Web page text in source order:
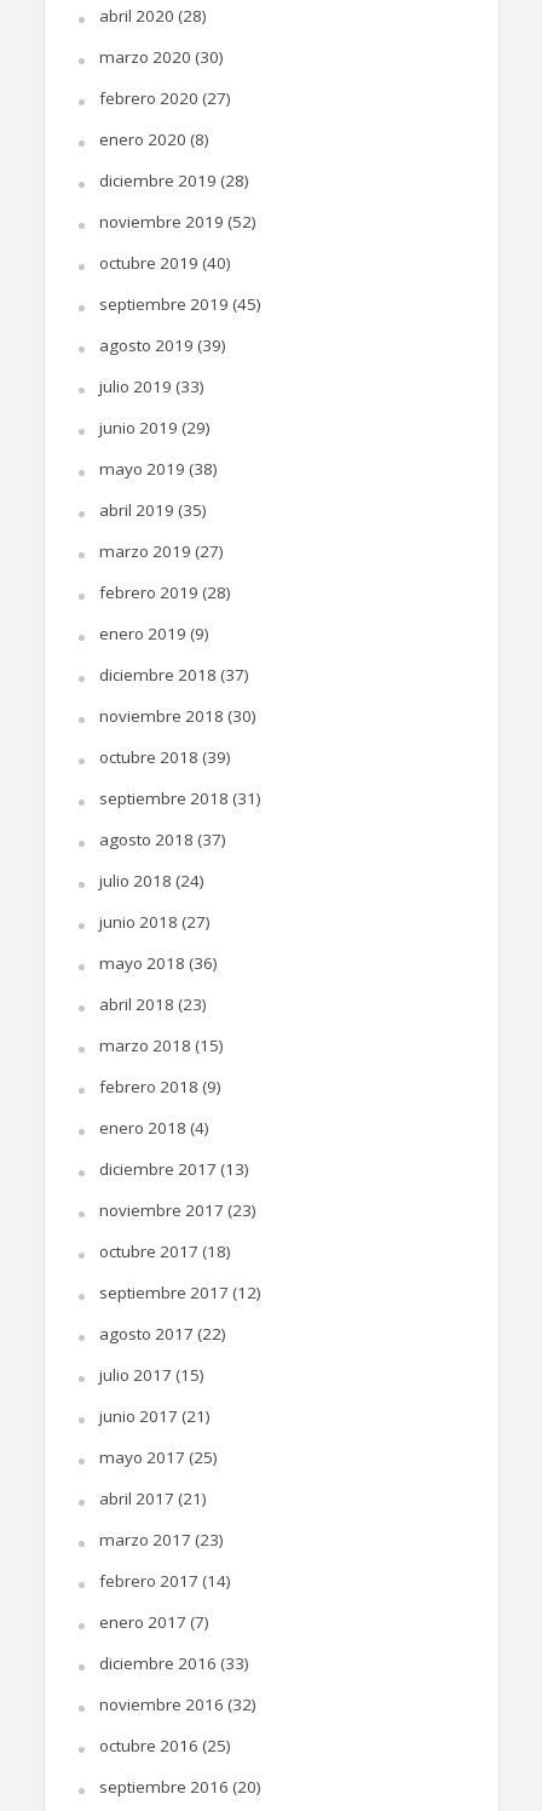
abril 2020 (28)
marzo 2020 (30)
febrero 2020 (27)
enero 2020 (8)
diciembre 2019 (28)
noviembre 2019 (52)
octubre 2019 (40)
septiembre 2019 (45)
agosto 2019 (39)
julio 2019 (33)
junio 2019 (29)
mayo 2019 (38)
abril 2019 (35)
marzo 2019 (27)
febrero 2019 (28)
enero 2019 (9)
diciembre 2018 (37)
noviembre 2018 (30)
octubre 2018 (39)
septiembre 2018 (31)
agosto 2018 (37)
julio 2018 (24)
junio 2018 (27)
mayo 2018 (36)
abril 2018 (23)
marzo 2018 (15)
febrero 2018 (9)
enero 2018 (4)
diciembre 2017 (13)
noviembre 2017 (23)
octubre 2017 (18)
septiembre 2017 (12)
agosto 2017 (22)
julio 2017 (15)
junio 2017 (21)
mayo 2017 (25)
abril 2017 (21)
marzo 2017 (23)
febrero 2017 (14)
enero 2017 (7)
diciembre 2016 (33)
noviembre 2016 (32)
octubre 2016 (25)
septiembre 2016 (20)